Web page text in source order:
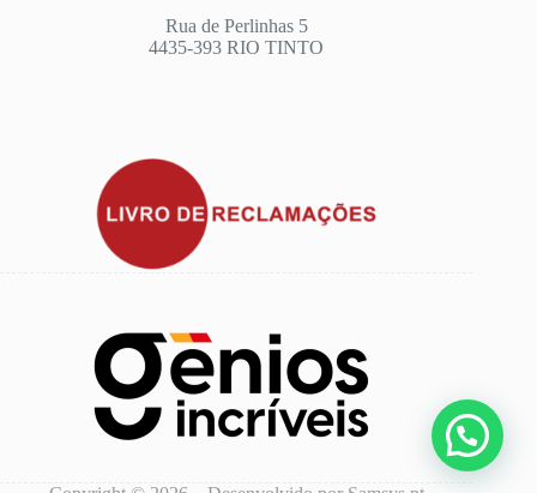
Rua de Perlinhas 5
4435-393 RIO TINTO